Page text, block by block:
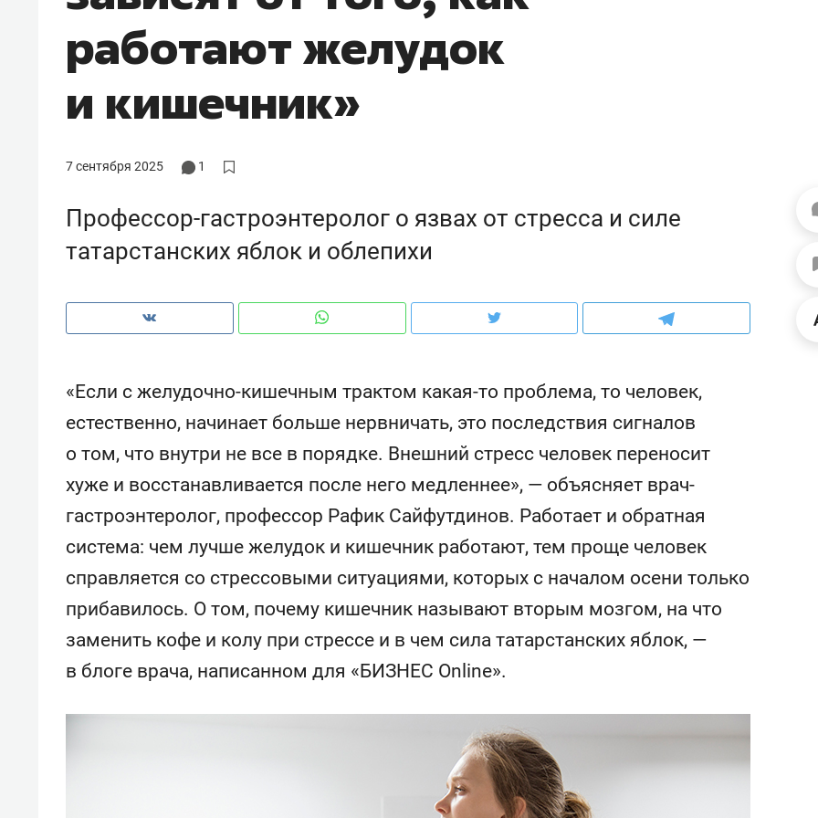
работают желудок
и кишечник»
7 сентября 2025 1
Профессор-гастроэнтеролог о язвах от стресса и силе
татарстанских яблок и облепихи
«Если с желудочно-кишечным трактом какая-то проблема, то человек,
естественно, начинает больше нервничать, это последствия сигналов
о том, что внутри не все в порядке. Внешний стресс человек переносит
хуже и восстанавливается после него медленнее», — объясняет врач-
гастроэнтеролог, профессор Рафик Сайфутдинов. Работает и обратная
система: чем лучше желудок и кишечник работают, тем проще человек
справляется со стрессовыми ситуациями, которых с началом осени только
прибавилось. О том, почему кишечник называют вторым мозгом, на что
заменить кофе и колу при стрессе и в чем сила татарстанских яблок, —
в блоге врача, написанном для «БИЗНЕС Online».
рынки, почему надо знать аксакалов ио трехкратном росте цен, дотошных
Рекомендуем
ниндзя-зал: как ТРЦ «Франт»
стал Меккой для любителей
спорта
Рекомендуем
«Директорский невроз» –
когда человек не считает
свою сверхнагрузку
Рекомендуем
с мебелью за 2
для меня это